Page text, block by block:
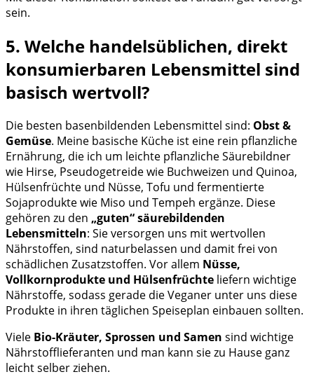
sein.
5. Welche handelsüblichen, direkt
konsumierbaren Lebensmittel sind
basisch wertvoll?
Die besten basenbildenden Lebensmittel sind: Obst &
Gemüse. Meine basische Küche ist eine rein pflanzliche
Ernährung, die ich um leichte pflanzliche Säurebildner
wie Hirse, Pseudogetreide wie Buchweizen und Quinoa,
Hülsenfrüchte und Nüsse, Tofu und fermentierte
Sojaprodukte wie Miso und Tempeh ergänze. Diese
gehören zu den „guten“ säurebildenden
Lebensmitteln: Sie versorgen uns mit wertvollen
Nährstoffen, sind naturbelassen und damit frei von
schädlichen Zusatzstoffen. Vor allem Nüsse,
Vollkornprodukte und Hülsenfrüchte liefern wichtige
Nährstoffe, sodass gerade die Veganer unter uns diese
Produkte in ihren täglichen Speiseplan einbauen sollten.
Viele Bio-Kräuter, Sprossen und Samen sind wichtige
Nährstofflieferanten und man kann sie zu Hause ganz
leicht selber ziehen.